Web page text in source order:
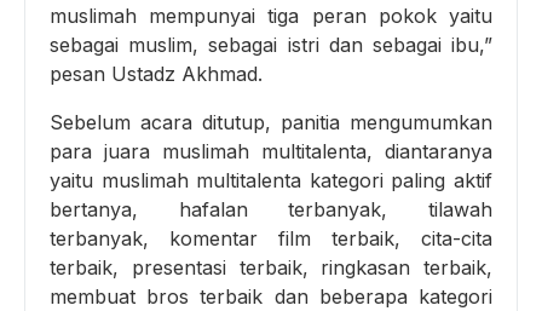
muslimah mempunyai tiga peran pokok yaitu
sebagai muslim, sebagai istri dan sebagai ibu,”
pesan Ustadz Akhmad.
Sebelum acara ditutup, panitia mengumumkan
para juara muslimah multitalenta, diantaranya
yaitu muslimah multitalenta kategori paling aktif
bertanya, hafalan terbanyak, tilawah
terbanyak, komentar film terbaik, cita-cita
terbaik, presentasi terbaik, ringkasan terbaik,
membuat bros terbaik dan beberapa kategori